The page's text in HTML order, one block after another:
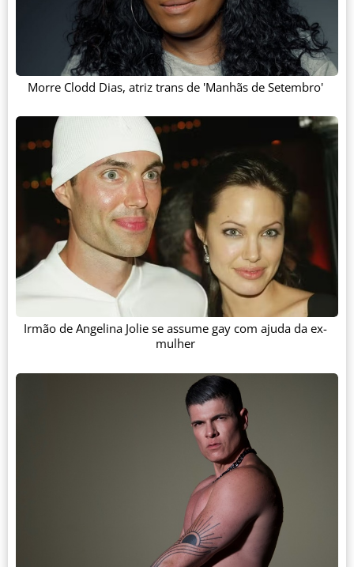
Morre Clodd Dias, atriz trans de 'Manhãs de Setembro'
Irmão de Angelina Jolie se assume gay com ajuda da ex-
mulher